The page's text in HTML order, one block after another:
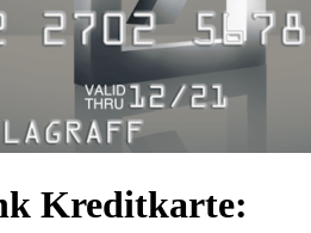
Kreditkarte: